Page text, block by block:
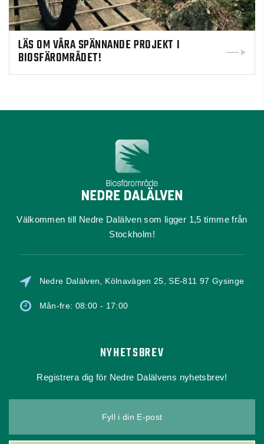
LÄS OM VÅRA SPÄNNANDE PROJEKT I
BIOSFÄROMRÅDET!
Välkommen till Nedre Dalälven som ligger 1,5 timme från
Stockholm!
Nedre Dalälven, Kölnavägen 25, SE-811 97 Gysinge
Mån-fre: 08:00 - 17:00
NYHETSBREV
Registrera dig för Nedre Dalälvens nyhetsbrev!
Fyll i din E-post